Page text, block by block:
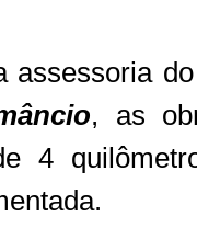
assessoria
, as
4